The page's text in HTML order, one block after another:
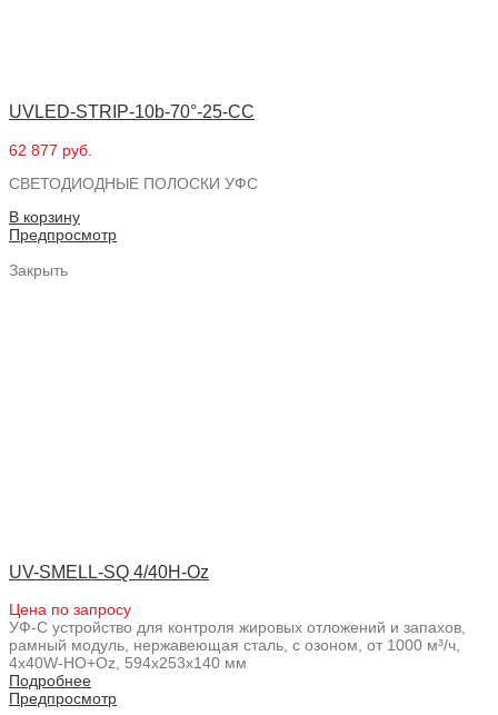
UVLED-STRIP-10b-70°-25-CC
62 877 руб.
СВЕТОДИОДНЫЕ ПОЛОСКИ УФС
В корзину
Предпросмотр
Закрыть
UV-SMELL-SQ 4/40H-Oz
Цена по запросу
УФ-С устройство для контроля жировых отложений и запахов,
рамный модуль, нержавеющая сталь, с озоном, от 1000 м³/ч,
4x40W-HO+Oz, 594x253x140 мм
Подробнее
Предпросмотр